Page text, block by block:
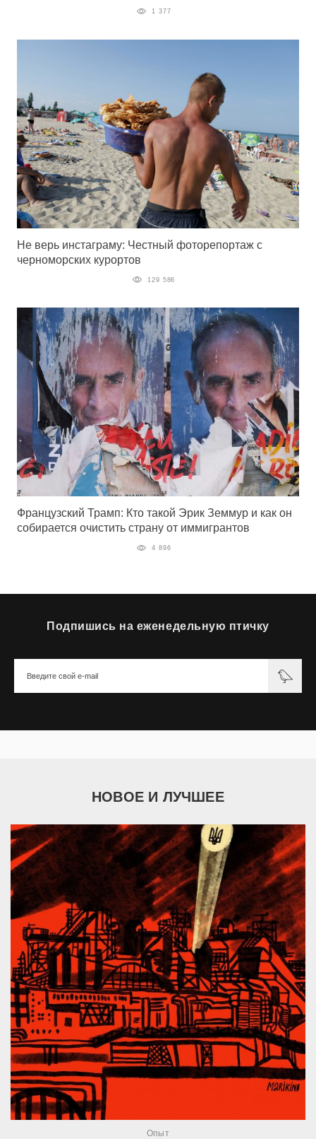
1 377
Не верь инстаграму: Честный фоторепортаж с
черноморских курортов
129 586
Французский Трамп: Кто такой Эрик Земмур и как он
собирается очистить страну от иммигрантов
4 896
Подпишись на еженедельную птичку
НОВОЕ И ЛУЧШЕЕ
Опыт